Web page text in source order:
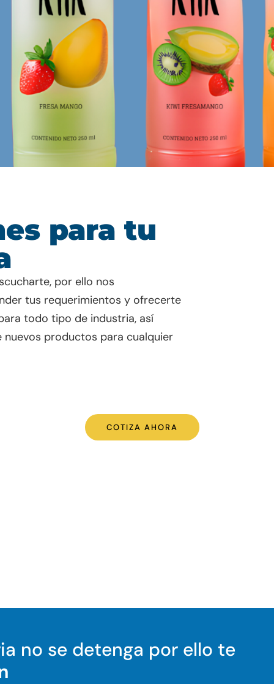
para tu
por ello nos
tus requerimientos y ofrecerte
todo tipo de industria, así
nuevos productos para cualquier
COTIZA AHORA
no se detenga por ello te